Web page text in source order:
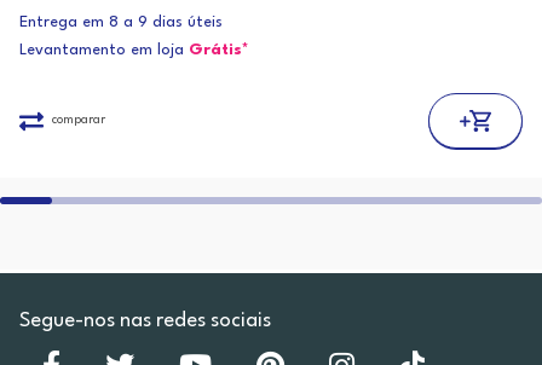
Entrega em 8 a 9 dias úteis
Levantamento em loja Grátis*
comparar
Segue-nos nas redes sociais